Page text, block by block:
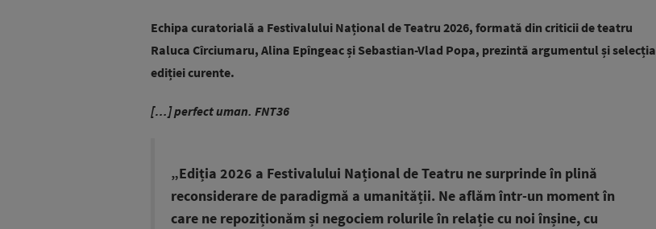
Echipa curatorială a Festivalului Național de Teatru 2026, formată din criticii de teatru
Raluca Cîrciumaru, Alina Epîngeac și Sebastian-Vlad Popa, prezintă argumentul și selecția
ediției curente.
[…] perfect uman. FNT36
„Ediția 2026 a Festivalului Național de Teatru ne surprinde în plină
reconsiderare de paradigmă a umanității. Ne aflăm într-un moment în
care ne repoziționăm și negociem rolurile în relație cu noi înșine, cu